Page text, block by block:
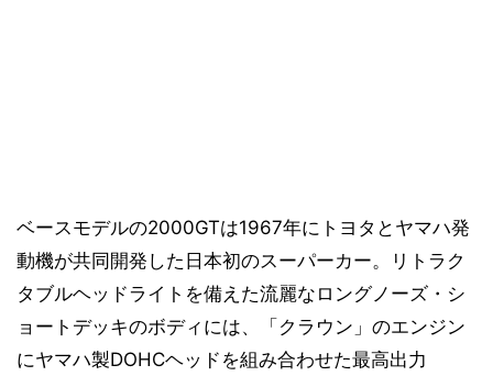
ベースモデルの2000GTは1967年にトヨタとヤマハ発
動機が共同開発した日本初のスーパーカー。リトラク
タブルヘッドライトを備えた流麗なロングノーズ・シ
ョートデッキのボディには、「クラウン」のエンジン
にヤマハ製DOHCヘッドを組み合わせた最高出力